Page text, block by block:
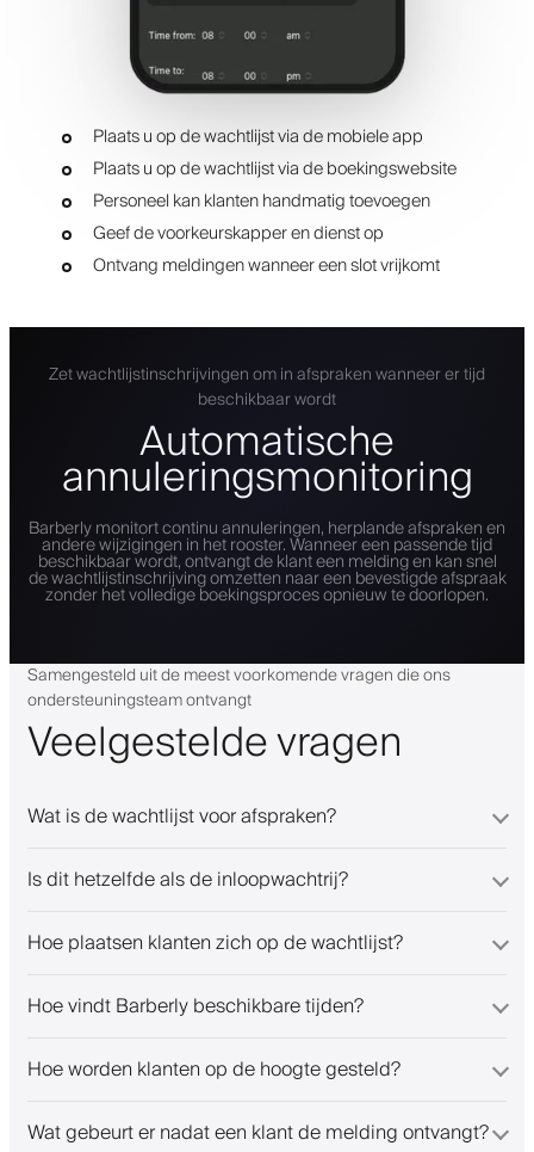
Plaats u op de wachtlijst via de mobiele app
Plaats u op de wachtlijst via de boekingswebsite
Personeel kan klanten handmatig toevoegen
Geef de voorkeurskapper en dienst op
Ontvang meldingen wanneer een slot vrijkomt
Zet wachtlijstinschrijvingen om in afspraken wanneer er tijd
beschikbaar wordt
Automatische
annuleringsmonitoring
Barberly monitort continu annuleringen, herplande afspraken en
andere wijzigingen in het rooster. Wanneer een passende tijd
beschikbaar wordt, ontvangt de klant een melding en kan snel
de wachtlijstinschrijving omzetten naar een bevestigde afspraak
zonder het volledige boekingsproces opnieuw te doorlopen.
Samengesteld uit de meest voorkomende vragen die ons
ondersteuningsteam ontvangt
Veelgestelde vragen
Wat is de wachtlijst voor afspraken?
Is dit hetzelfde als de inloopwachtrij?
Hoe plaatsen klanten zich op de wachtlijst?
Hoe vindt Barberly beschikbare tijden?
Hoe worden klanten op de hoogte gesteld?
Wat gebeurt er nadat een klant de melding ontvangt?